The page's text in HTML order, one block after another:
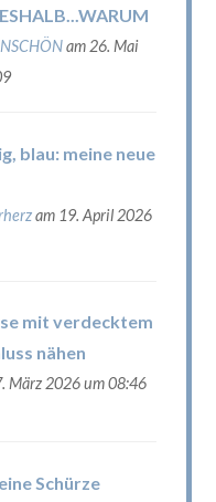
am 26. Mai
blau: meine neue
am 19. April 2026
mit verdecktem
nähen
März 2026 um 08:46
Schürze